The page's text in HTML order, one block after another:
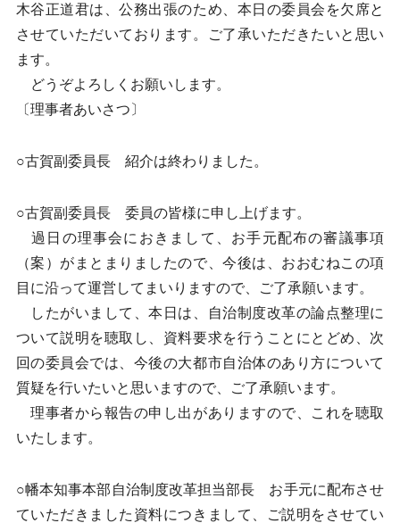
木谷正道君は、公務出張のため、本日の委員会を欠席と
させていただいております。ご了承いただきたいと思い
ます。
どうぞよろしくお願いします。
〔理事者あいさつ〕
○古賀副委員長 紹介は終わりました。
○古賀副委員長 委員の皆様に申し上げます。
過日の理事会におきまして、お手元配布の審議事項
（案）がまとまりましたので、今後は、おおむねこの項
目に沿って運営してまいりますので、ご了承願います。
したがいまして、本日は、自治制度改革の論点整理に
ついて説明を聴取し、資料要求を行うことにとどめ、次
回の委員会では、今後の大都市自治体のあり方について
質疑を行いたいと思いますので、ご了承願います。
理事者から報告の申し出がありますので、これを聴取
いたします。
○幡本知事本部自治制度改革担当部長 お手元に配布させ
ていただきました資料につきまして、ご説明をさせてい